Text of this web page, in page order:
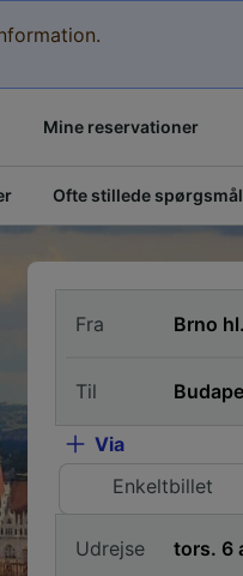
Mine reservationer
Ofte stillede spørgsmål
Fra
Til
Via
Enkeltbillet
Udrejse